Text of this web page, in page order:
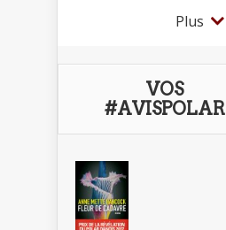
Plus
VOS
#AVISPOLAR